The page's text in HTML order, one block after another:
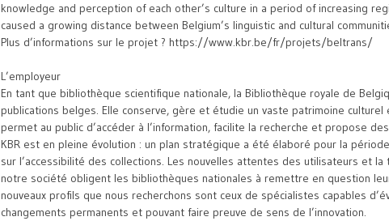
knowledge and perception of each other’s culture in a period of increasing
caused a growing distance between Belgium’s linguistic and cultural
Plus d’informations sur le projet ? https://www.kbr.be/fr/projets/beltrans/
L’employeur
En tant que bibliothèque scientifique nationale, la Bibliothèque royale de
publications belges. Elle conserve, gère et étudie un vaste patrimoine culturel
permet au public d’accéder à l’information, facilite la recherche et propose
KBR est en pleine évolution : un plan stratégique a été élaboré pour la
sur l’accessibilité des collections. Les nouvelles attentes des utilisateurs et
notre société obligent les bibliothèques nationales à remettre en question
nouveaux profils que nous recherchons sont ceux de spécialistes capables
changements permanents et pouvant faire preuve de sens de l’innovation.